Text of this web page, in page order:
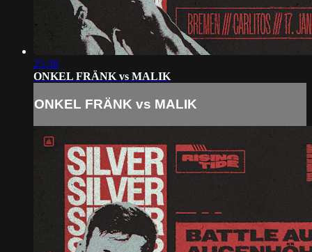
25:38
ONKEL FRÄNK vs MALIK
ONKEL FRÄNK vs MALIK